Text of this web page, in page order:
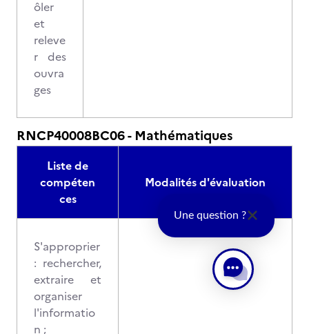
ôler
et
releve
r des
ouvra
ges
RNCP40008BC06 - Mathématiques
Liste de
compéten
ces
Modalités d'évaluation
S'approprier
: rechercher,
extraire et
organiser
l'informatio
n ;
Une question ?